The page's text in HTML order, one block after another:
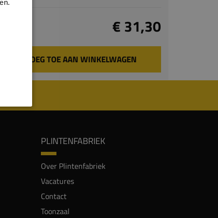
€ 31,30
VOEG TOE AAN WINKELWAGEN
PLINTENFABRIEK
Over Plintenfabriek
Vacatures
Contact
Toonzaal